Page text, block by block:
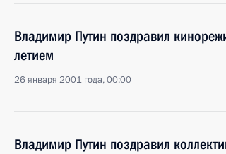
Владимир Путин поздравил
летием
26 января 2001 года, 00:00
Владимир Путин поздравил